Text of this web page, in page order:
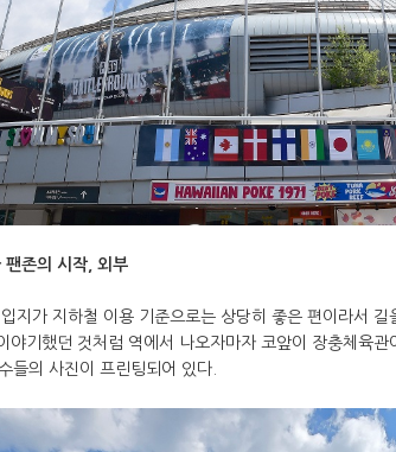
존의 시작, 외부
지가 지하철 이용 기준으로는 상당히 좋은 편이라서 길
야기했던 것처럼 역에서 나오자마자 코앞이 장충체육관
들의 사진이 프린팅되어 있다.